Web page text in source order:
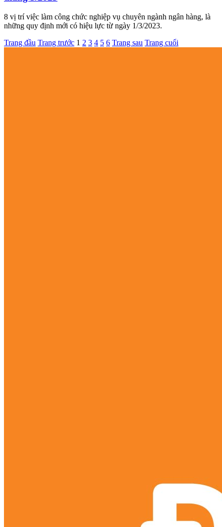
8 vị trí việc làm công chức nghiệp vụ chuyên ngành ngân hàng, là
những quy định mới có hiệu lực từ ngày 1/3/2023.
Trang đầu Trang trước 1 2 3 4 5 6 Trang sau Trang cuối